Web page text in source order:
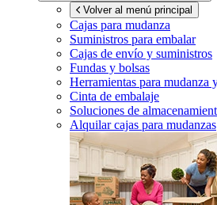
Volver al menú principal
Cajas para mudanza
Suministros para embalar
Cajas de envío y suministros
Fundas y bolsas
Herramientas para mudanza
Cinta de embalaje
Soluciones de
Alquilar cajas para mudanzas